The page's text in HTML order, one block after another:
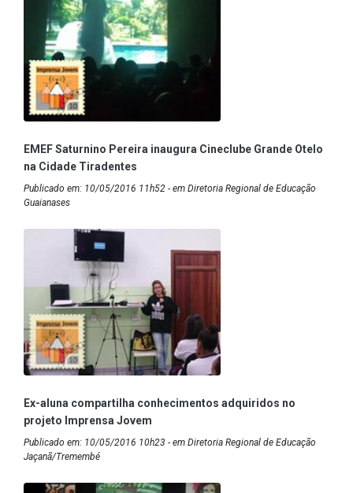
EMEF Saturnino Pereira inaugura Cineclube Grande Otelo
na Cidade Tiradentes
Publicado em: 10/05/2016 11h52 - em Diretoria Regional de Educação
Guaianases
Ex-aluna compartilha conhecimentos adquiridos no
projeto Imprensa Jovem
Publicado em: 10/05/2016 10h23 - em Diretoria Regional de Educação
Jaçanã/Tremembé